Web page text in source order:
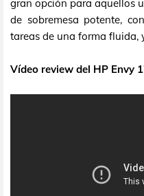
gran opción para aquellos
de sobremesa potente,
tareas de una forma fluida,
Vídeo review del HP Envy